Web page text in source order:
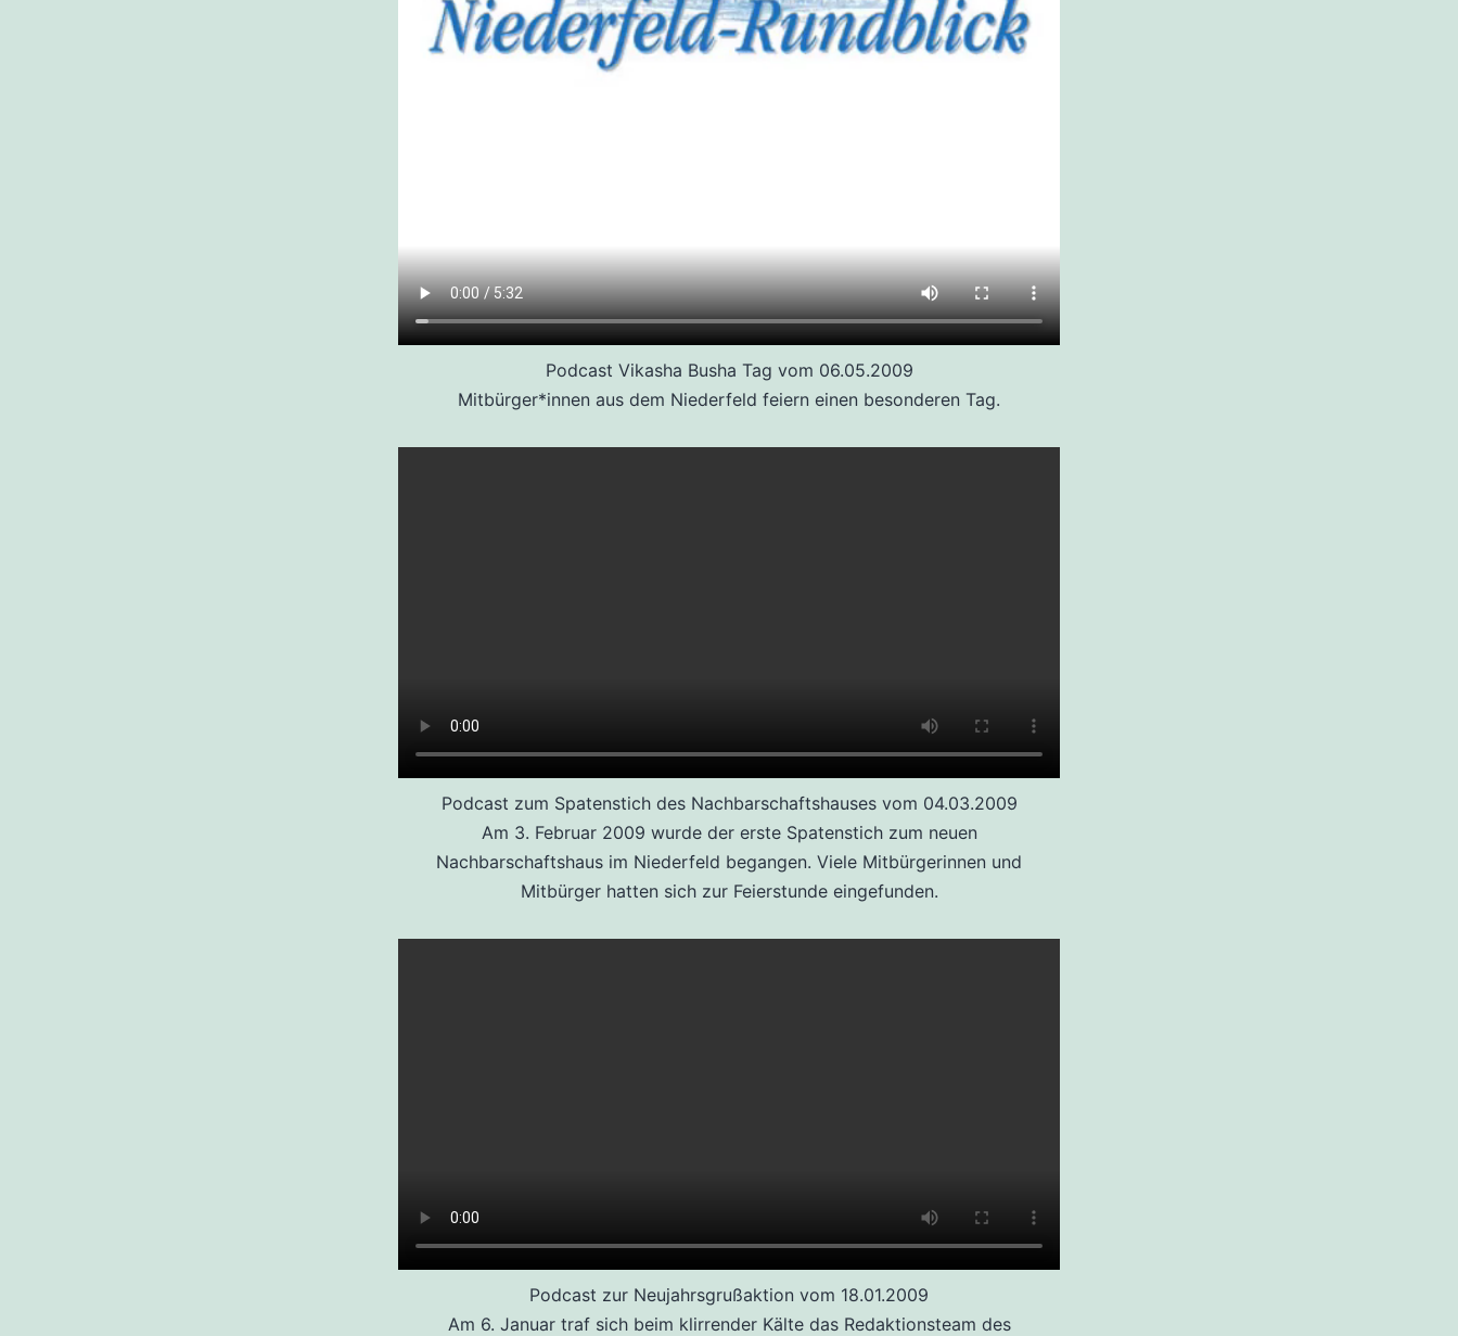
Podcast Vikasha Busha Tag vom 06.05.2009
Mitbürger*innen aus dem Niederfeld feiern einen besonderen Tag.
Podcast zum Spatenstich des Nachbarschaftshauses vom 04.03.2009
Am 3. Februar 2009 wurde der erste Spatenstich zum neuen
Nachbarschaftshaus im Niederfeld begangen. Viele Mitbürgerinnen und
Mitbürger hatten sich zur Feierstunde eingefunden.
Podcast zur Neujahrsgrußaktion vom 18.01.2009
Am 6. Januar traf sich beim klirrender Kälte das Redaktionsteam des